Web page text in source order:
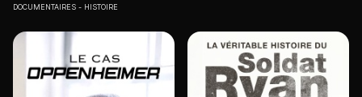
DOCUMENTAIRES HISTOIRE